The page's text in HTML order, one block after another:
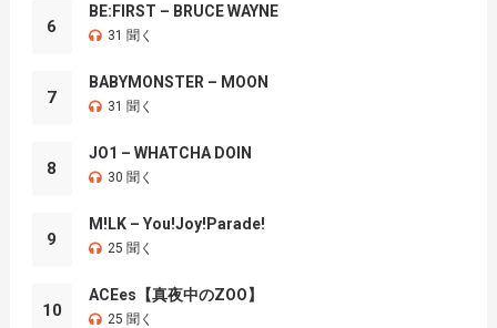
6
BE:FIRST – BRUCE WAYNE
31 聞く
7
BABYMONSTER – MOON
31 聞く
8
JO1 – WHATCHA DOIN
30 聞く
9
M!LK – You!Joy!Parade!
25 聞く
10
ACEes【真夜中のZOO】
25 聞く